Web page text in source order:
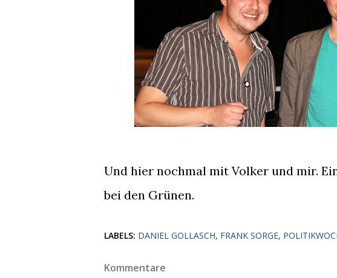
Und hier nochmal mit Volker und mir.
bei den Grünen.
LABELS: DANIEL GOLLASCH FRANK SORGE
Kommentare